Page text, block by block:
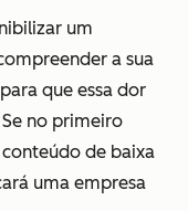
um
a sua
que essa dor
no primeiro
de baixa
uma empresa